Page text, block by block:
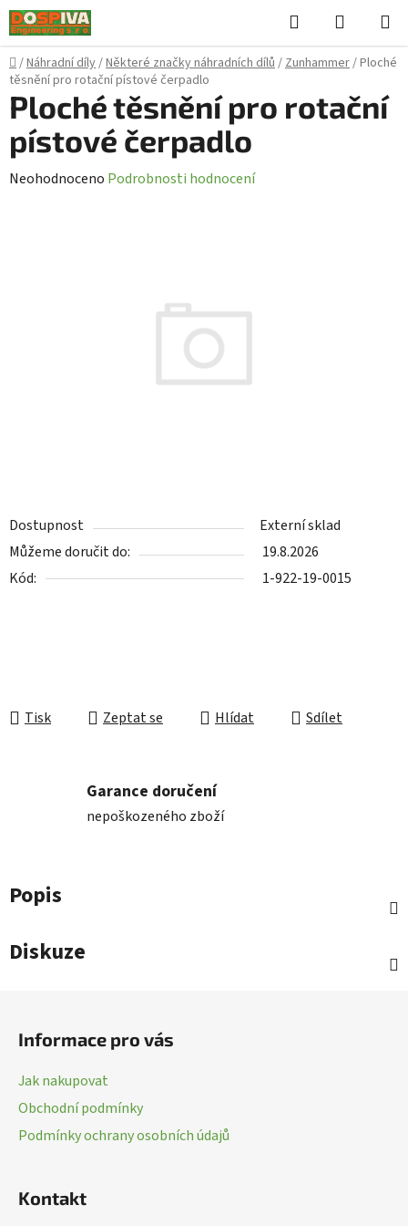
Přejít
na
obsah
Hledat
KOŠÍK
Domů
/Náhradní díly/Některé značky náhradních dílů/Zunhammer/Ploché
těsnění pro rotační pístové čerpadlo
Dostupnost
Externí sklad
Můžeme doručit do:
19.8.2026
Kód:
1-922-19-0015
Tisk Zeptat se Hlídat Sdílet
Ploché těsnění pro rotační
pístové čerpadlo
Průměrné
Neohodnoceno Podrobnosti hodnocení
Garance doručení
nepoškozeného zboží
Popis
Diskuze
Informace pro vás
Jak nakupovat
Obchodní podmínky
Podmínky ochrany osobních údajů
Kontakt